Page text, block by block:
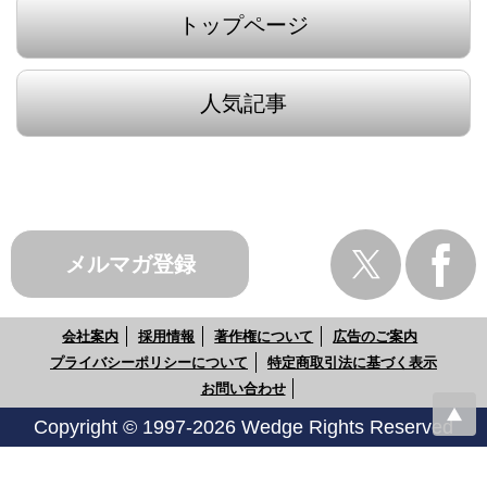
トップページ
人気記事
メルマガ登録
会社案内 採用情報 著作権について
広告のご案内
プライバシーポリシーについて
特定商取引法に基づく表示
お問い合わせ
Copyright © 1997-2026 Wedge Rights Reserved